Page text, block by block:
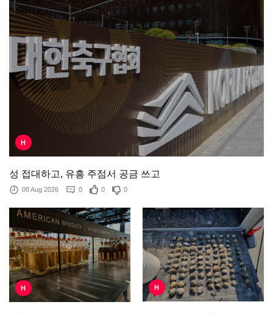
H
성 접대하고, 유흥 주점서 공금 쓰고
08 Aug 2026 0 0 0
H H